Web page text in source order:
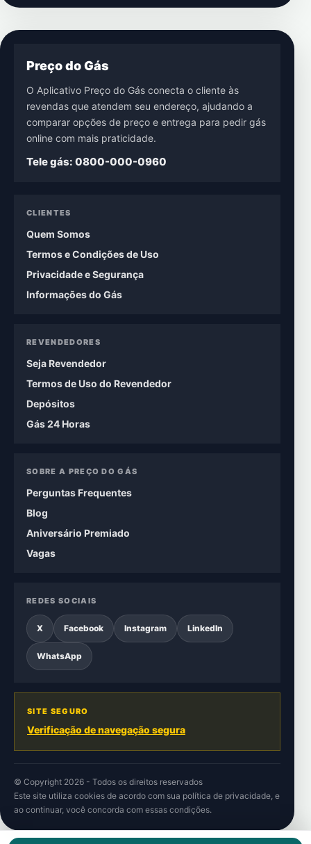
Preço do Gás
O Aplicativo Preço do Gás conecta o cliente às
revendas que atendem seu endereço, ajudando a
comparar opções de preço e entrega para pedir gás
online com mais praticidade.
Tele gás: 0800-000-0960
CLIENTES
Quem Somos
Termos e Condições de Uso
Privacidade e Segurança
Informações do Gás
REVENDEDORES
Seja Revendedor
Termos de Uso do Revendedor
Depósitos
Gás 24 Horas
SOBRE A PREÇO DO GÁS
Perguntas Frequentes
Blog
Aniversário Premiado
Vagas
REDES SOCIAIS
X Facebook Instagram LinkedIn
WhatsApp
SITE SEGURO
Verificação de navegação segura
© Copyright 2026 - Todos os direitos reservados
Este site utiliza cookies de acordo com sua política de privacidade, e
ao continuar, você concorda com essas condições.